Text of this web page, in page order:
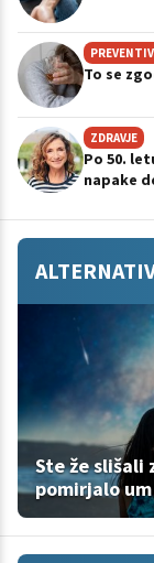
To se
ZDRAVJE
Po 50.
napake
Ste že slišali
pomirjalo um